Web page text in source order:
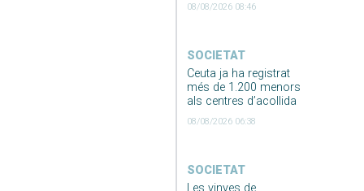
08/08/2026 08:46
SOCIETAT
Ceuta ja ha registrat
més de 1.200 menors
als centres d’acollida
08/08/2026 06:38
SOCIETAT
Les vinyes de